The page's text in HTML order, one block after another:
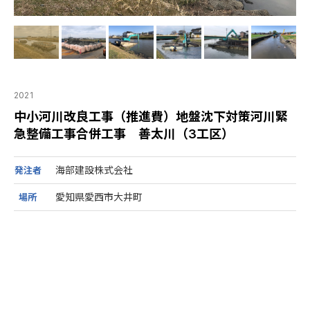
2021
中小河川改良工事（推進費）地盤沈下対策河川緊
急整備工事合併工事 善太川（3工区）
発注者 海部建設株式会社
場所 愛知県愛西市大井町